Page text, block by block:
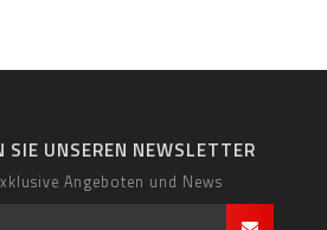
SIE UNSEREN NEWSLETTER
Angeboten und News